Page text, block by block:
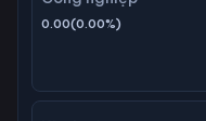
0.00(0.00%)